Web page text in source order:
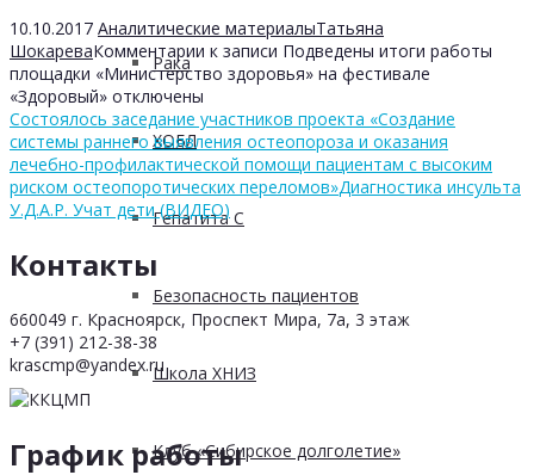
Рака
ХОБЛ
Гепатита С
Безопасность пациентов
Школа ХНИЗ
Клуб «Сибирское долголетие»
10.10.2017 Аналитические материалыТатьяна
ШокареваКомментарии к записи Подведены итоги работы
площадки «Министерство здоровья» на фестивале
«Здоровый» отключены
Состоялось заседание участников проекта «Создание
системы раннего выявления остеопороза и оказания
лечебно-профилактической помощи пациентам с высоким
риском остеопоротических переломов»Диагностика инсульта
У.Д.А.Р. Учат дети (ВИДЕО)
Контакты
660049 г. Красноярск, Проспект Мира, 7а, 3 этаж
+7 (391) 212-38-38
krascmp@yandex.ru
График работы